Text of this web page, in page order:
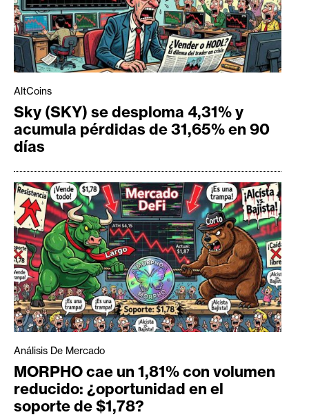
AltCoins
Sky (SKY) se desploma 4,31% y
acumula pérdidas de 31,65% en 90
días
Análisis De Mercado
MORPHO cae un 1,81% con volumen
reducido: ¿oportunidad en el
soporte de $1,78?